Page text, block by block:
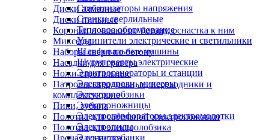
Диски алмазные
Диски пильные
Коронки и чашки по бетону, оснастка к ним
Миксеры
Наборы сверл по бетону
Насадки для гравера
Ножи строгальные
Патроны сверлильные, переходники и
комплектующие
Пики, зубила
Полотна для сабельной электроножовки
Полотна для электролобзика
Прочая оснастка
Стабилизаторы напряжения
Станки сверлильные
Тепловое оборудование
Удлинители электрические и светильники
Шлифовальные машины
Шуруповерты электрические
Электрогенераторы и станции
Электродрели, миксеры
Электролобзики
Электроножницы
Электроперфораторы,электромолотки
Электропилы
Электрорубанки